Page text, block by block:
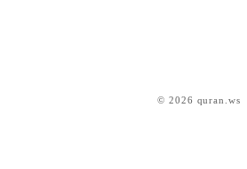
© 2026 quran.ws